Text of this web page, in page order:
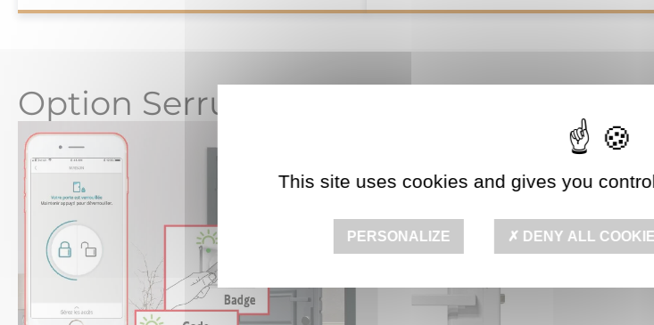
Option Serrure connectée
This site uses cookies and gives you
PERSONALIZE DENY ALL